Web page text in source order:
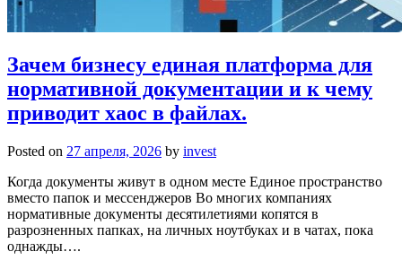
Зачем бизнесу единая платформа для
нормативной документации и к чему
приводит хаос в файлах.
Posted on 27 апреля, 2026 by invest
Когда документы живут в одном месте Единое пространство
вместо папок и мессенджеров Во многих компаниях
нормативные документы десятилетиями копятся в
разрозненных папках, на личных ноутбуках и в чатах, пока
однажды….